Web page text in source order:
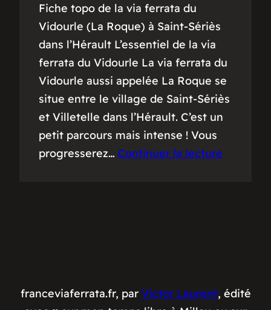
Fiche topo de la via ferrata du
Vidourle (La Roque) à Saint-Sériès
dans l’Hérault L’essentiel de la via
ferrata du Vidourle La via ferrata du
Vidourle aussi appelée La Roque se
situe entre le village de Saint-Sériès
et Villetelle dans l’Hérault. C’est un
petit parcours mais intense ! Vous
progresserez… Continuer la lecture
franceviaferrata.fr, par Victor Laurent, édité